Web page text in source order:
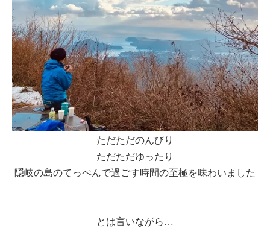
ただただのんびり
ただただゆったり
隠岐の島のてっぺんで過ごす時間の至極を味わいました
とは言いながら…